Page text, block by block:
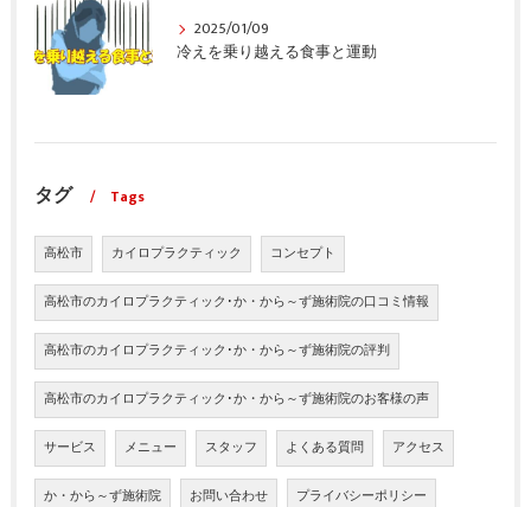
2025/01/09
冷えを乗り越える食事と運動
タグ Tags
高松市 カイロプラクティック コンセプト
高松市のカイロプラクティック･か・から～ず施術院の口コミ情報
高松市のカイロプラクティック･か・から～ず施術院の評判
高松市のカイロプラクティック･か・から～ず施術院のお客様の声
サービス メニュー スタッフ よくある質問 アクセス
か・から～ず施術院 お問い合わせ プライバシーポリシー